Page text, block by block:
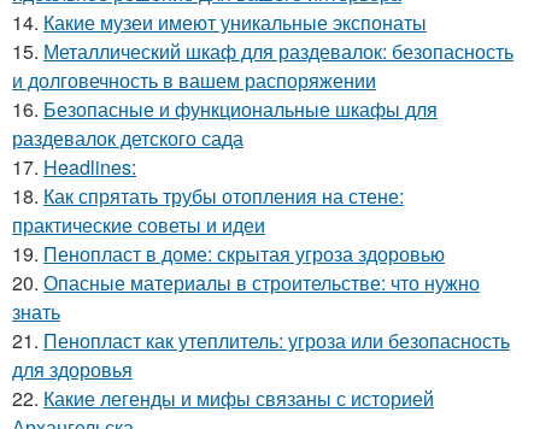
14. Какие музеи имеют уникальные экспонаты
15. Металлический шкаф для раздевалок: безопасность
и долговечность в вашем распоряжении
16. Безопасные и функциональные шкафы для
раздевалок детского сада
17. Headlines:
18. Как спрятать трубы отопления на стене:
практические советы и идеи
19. Пенопласт в доме: скрытая угроза здоровью
20. Опасные материалы в строительстве: что нужно
знать
21. Пенопласт как утеплитель: угроза или безопасность
для здоровья
22. Какие легенды и мифы связаны с историей